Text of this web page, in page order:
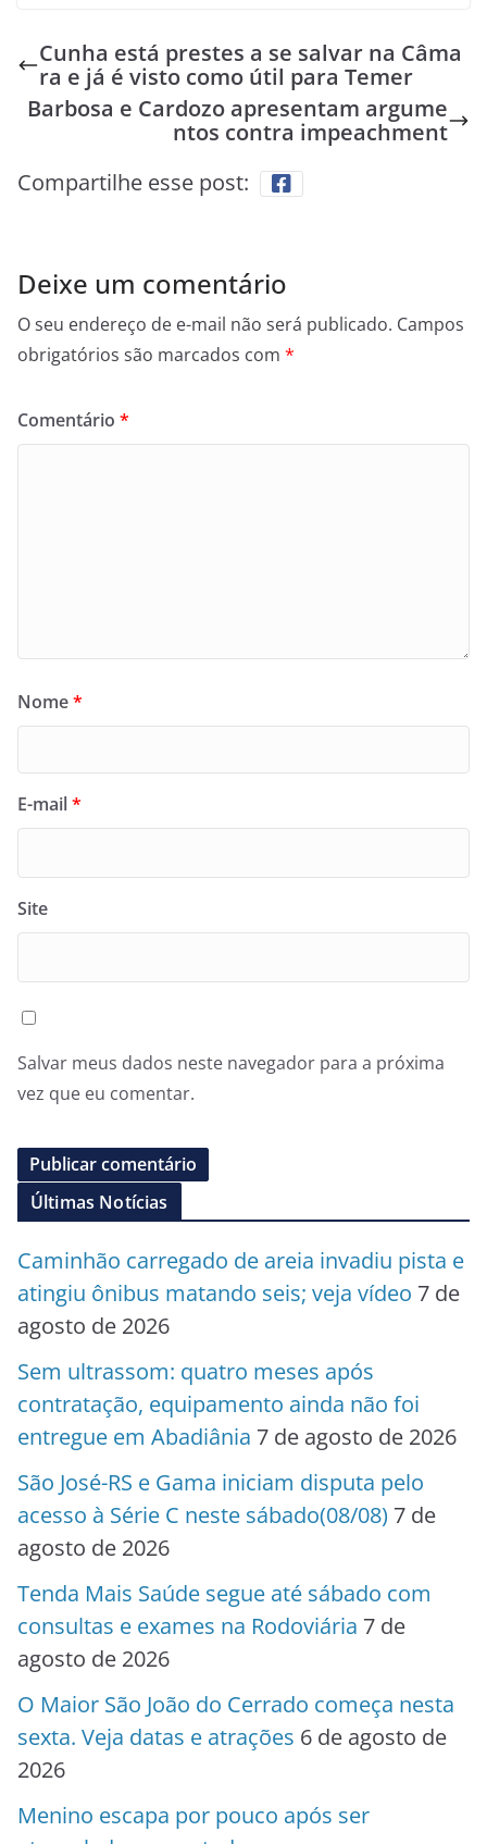
Cunha está prestes a se salvar na Câma
ra e já é visto como útil para Temer
Barbosa e Cardozo apresentam argume
ntos contra impeachment
Compartilhe esse post:
Deixe um comentário
O seu endereço de e-mail não será publicado. Campos
obrigatórios são marcados com *
Comentário *
Nome*
E-mail*
Site
Salvar meus dados neste navegador para a próxima
vez que eu comentar.
Últimas Notícias
Caminhão carregado de areia invadiu pista e
atingiu ônibus matando seis; veja vídeo 7 de
agosto de 2026
Sem ultrassom: quatro meses após
contratação, equipamento ainda não foi
entregue em Abadiânia 7 de agosto de 2026
São José-RS e Gama iniciam disputa pelo
acesso à Série C neste sábado(08/08) 7 de
agosto de 2026
Tenda Mais Saúde segue até sábado com
consultas e exames na Rodoviária 7 de
agosto de 2026
O Maior São João do Cerrado começa nesta
sexta. Veja datas e atrações 6 de agosto de
2026
Menino escapa por pouco após ser